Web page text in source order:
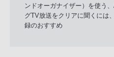
ンドオーガナイザー）を使う
グTV放送をクリアに聞くには
録のおすすめ